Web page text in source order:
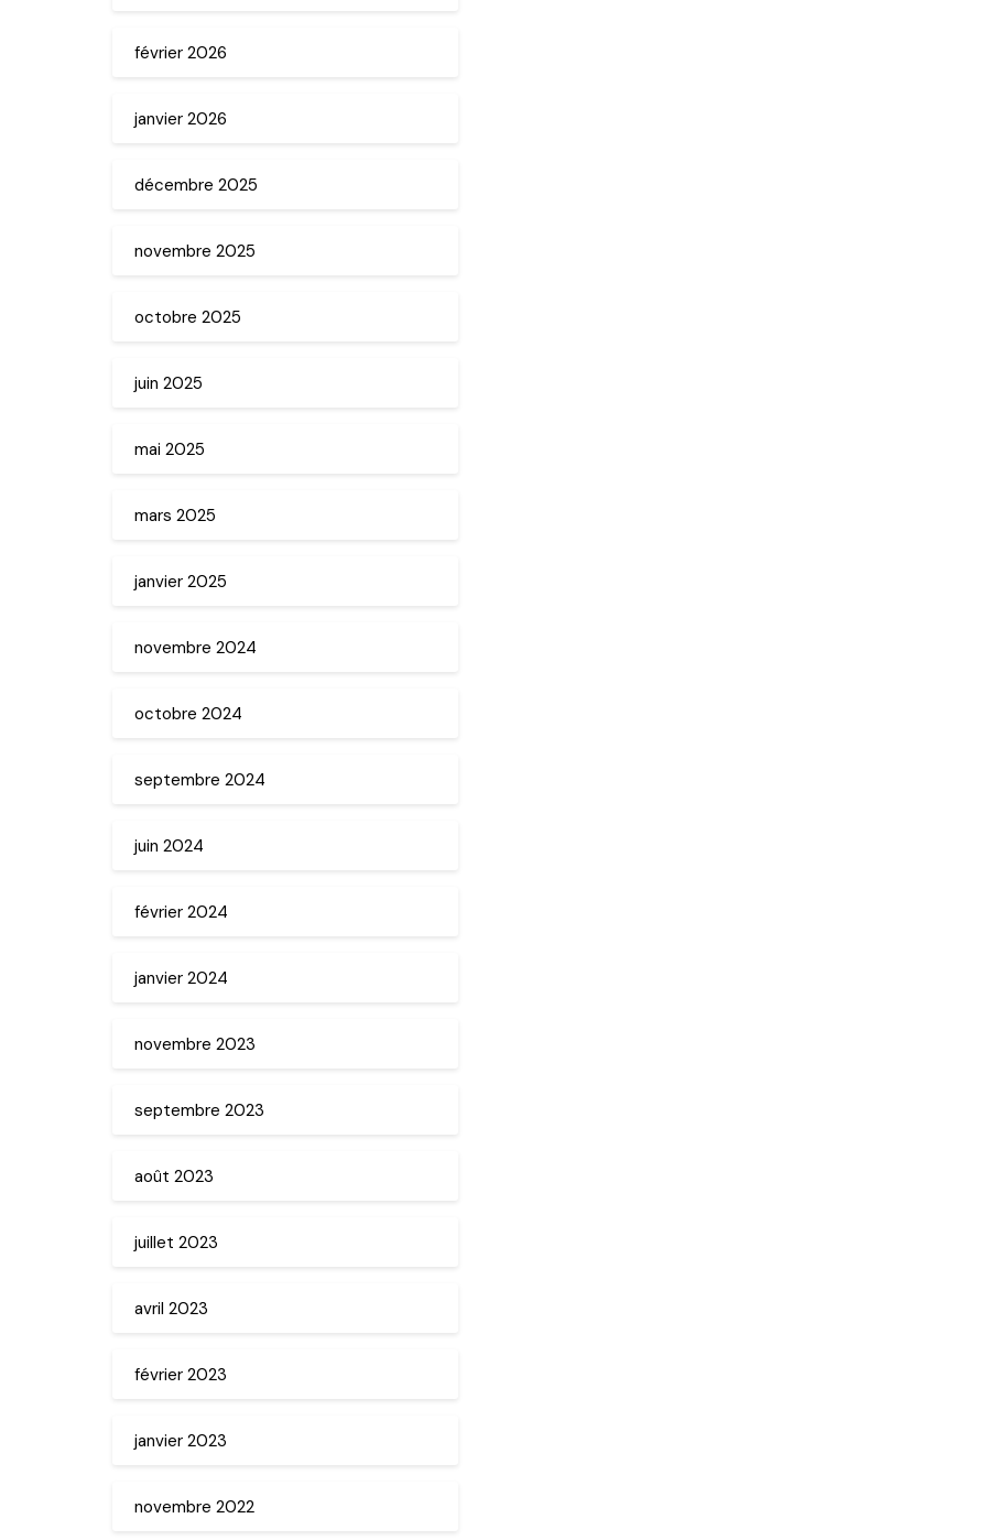
février 2026
janvier 2026
décembre 2025
novembre 2025
octobre 2025
juin 2025
mai 2025
mars 2025
janvier 2025
novembre 2024
octobre 2024
septembre 2024
juin 2024
février 2024
janvier 2024
novembre 2023
septembre 2023
août 2023
juillet 2023
avril 2023
février 2023
janvier 2023
novembre 2022